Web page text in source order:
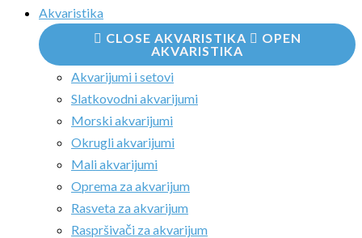
Akvaristika
CLOSE AKVARISTIKA
OPEN
AKVARISTIKA
Akvarijumi i setovi
Slatkovodni akvarijumi
Morski akvarijumi
Okrugli akvarijumi
Mali akvarijumi
Oprema za akvarijum
Rasveta za akvarijum
Raspršivači za akvarijum